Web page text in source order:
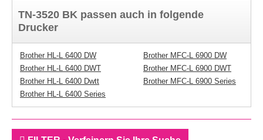
TN-3520 BK passen auch in folgende
Drucker
Brother HL-L 6400 DW
Brother HL-L 6400 DWT
Brother HL-L 6400 Dwtt
Brother HL-L 6400 Series
Brother MFC-L 6900 DW
Brother MFC-L 6900 DWT
Brother MFC-L 6900 Series